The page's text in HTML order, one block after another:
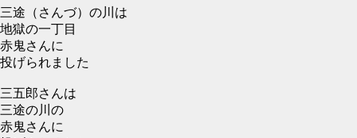
三途（さんづ）の川は
地獄の一丁目
赤鬼さんに
投げられました
三五郎さんは
三途の川の
赤鬼さんに